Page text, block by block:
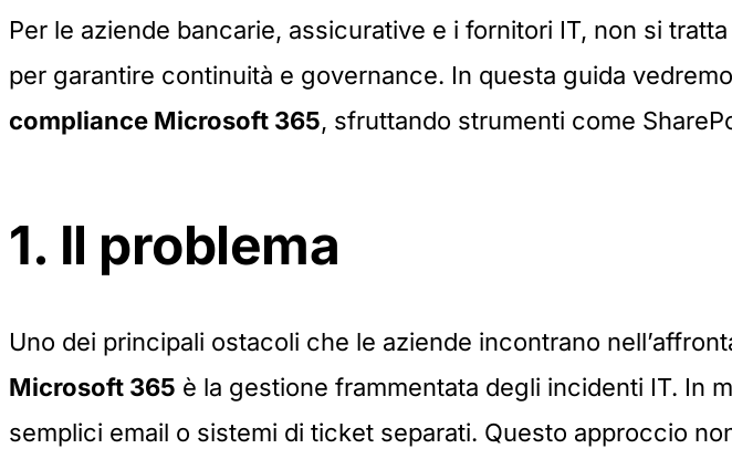
Per le aziende bancarie, assicurative e i fornitori IT, non si
per garantire continuità e governance. In questa guida
compliance Microsoft 365, sfruttando strumenti come
1. Il problema
Uno dei principali ostacoli che le aziende incontrano
Microsoft 365 è la gestione frammentata degli incidenti IT. In
semplici email o sistemi di ticket separati. Questo approccio